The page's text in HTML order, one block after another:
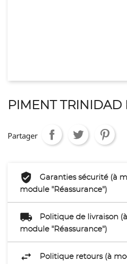
PIMENT TRINIDAD
Partager
Garanties sécurité (à
module "Réassurance")
Politique de livraison
module "Réassurance")
Politique retours (à